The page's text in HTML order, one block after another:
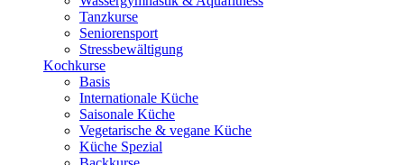
Tanzkurse
Seniorensport
Stressbewältigung
Kochkurse
Basis
Internationale Küche
Saisonale Küche
Vegetarische & vegane Küche
Küche Spezial